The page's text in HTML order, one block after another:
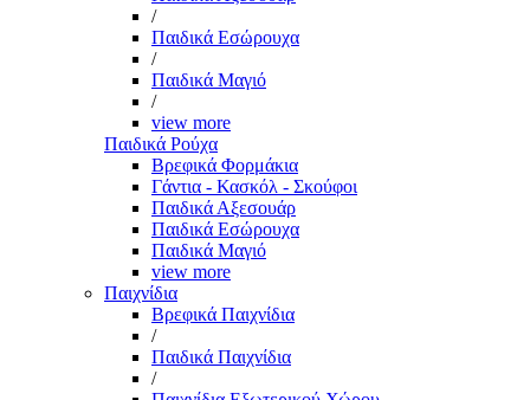
/
Παιδικά Εσώρουχα
/
Παιδικά Μαγιό
/
view more
Παιδικά Ρούχα
Βρεφικά Φορμάκια
Γάντια - Κασκόλ - Σκούφοι
Παιδικά Αξεσουάρ
Παιδικά Εσώρουχα
Παιδικά Μαγιό
view more
Παιχνίδια
Βρεφικά Παιχνίδια
/
Παιδικά Παιχνίδια
/